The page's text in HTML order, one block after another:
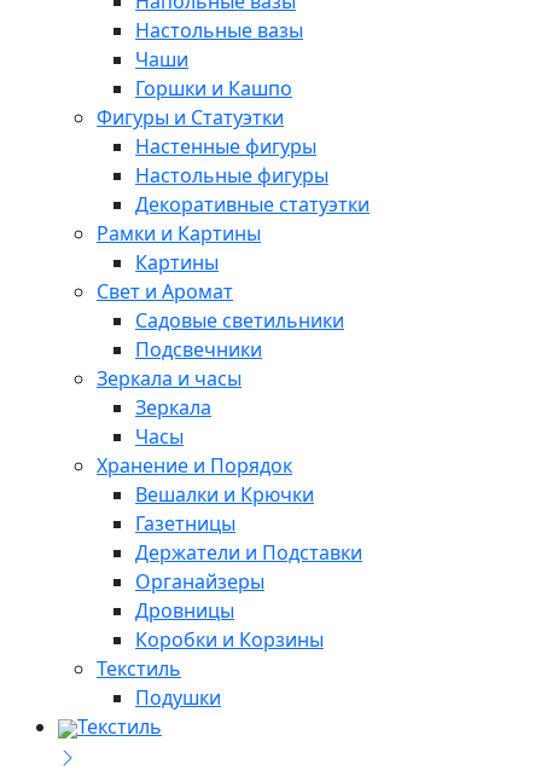
Настольные вазы
Чаши
Горшки и Кашпо
Фигуры и Статуэтки
Настенные фигуры
Настольные фигуры
Декоративные статуэтки
Рамки и Картины
Картины
Свет и Аромат
Садовые светильники
Подсвечники
Зеркала и часы
Зеркала
Часы
Хранение и Порядок
Вешалки и Крючки
Газетницы
Держатели и Подставки
Органайзеры
Дровницы
Коробки и Корзины
Текстиль
Подушки
Текстиль